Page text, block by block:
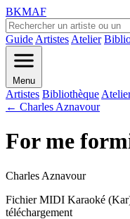
BKMAF
Guide Artistes Atelier
Menu
Artistes Bibliothèque
← Charles Aznavour
For me
Charles Aznavour
Fichier MIDI Karaoké
téléchargement